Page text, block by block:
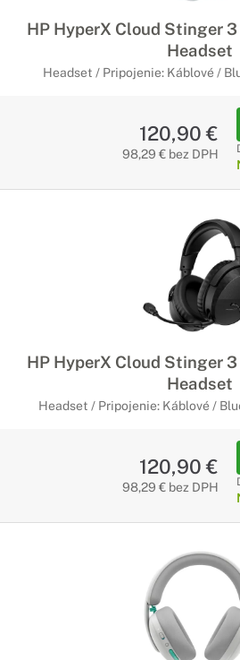
HP HyperX Cloud Stinger
Headset
Headset / Pripojenie: Káblové /
120,90 €
98,29 € bez DPH
HP HyperX Cloud Stinger
Headset
Headset / Pripojenie: Káblové /
120,90 €
98,29 € bez DPH